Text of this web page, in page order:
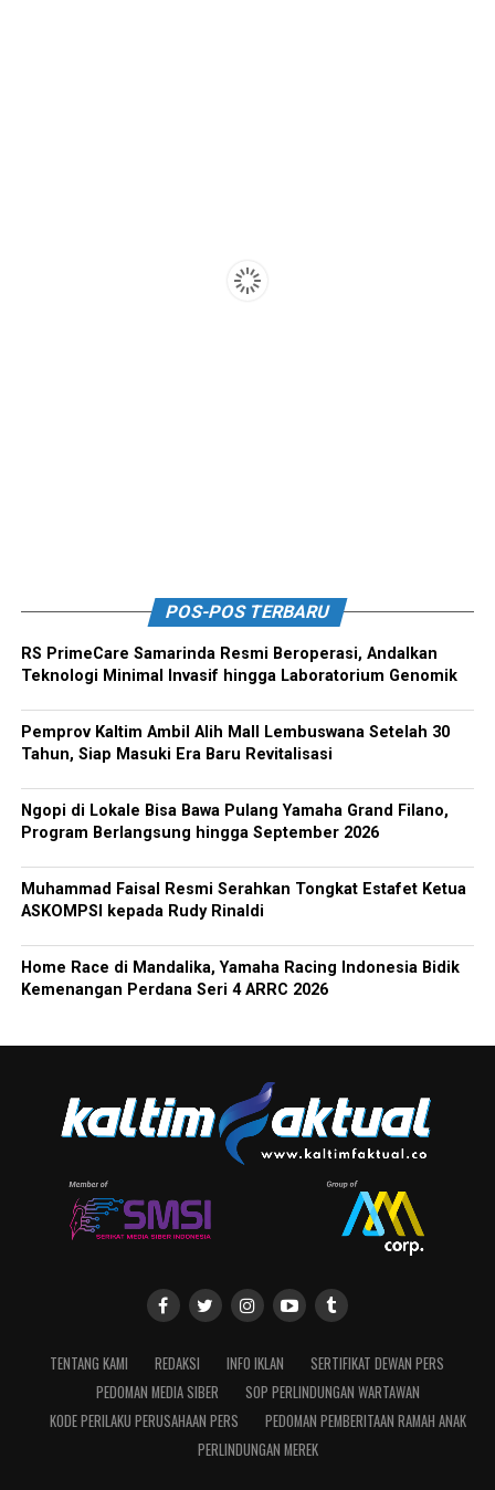
POS-POS TERBARU
RS PrimeCare Samarinda Resmi Beroperasi, Andalkan
Teknologi Minimal Invasif hingga Laboratorium Genomik
Pemprov Kaltim Ambil Alih Mall Lembuswana Setelah 30
Tahun, Siap Masuki Era Baru Revitalisasi
Ngopi di Lokale Bisa Bawa Pulang Yamaha Grand Filano,
Program Berlangsung hingga September 2026
Muhammad Faisal Resmi Serahkan Tongkat Estafet Ketua
ASKOMPSI kepada Rudy Rinaldi
Home Race di Mandalika, Yamaha Racing Indonesia Bidik
Kemenangan Perdana Seri 4 ARRC 2026
TENTANG KAMI REDAKSI INFO IKLAN
SERTIFIKAT DEWAN PERS
PEDOMAN MEDIA SIBER
SOP PERLINDUNGAN WARTAWAN
KODE PERILAKU PERUSAHAAN PERS
PEDOMAN PEMBERITAAN RAMAH ANAK
PERLINDUNGAN MEREK